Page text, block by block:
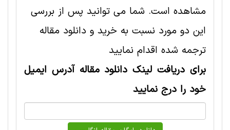
مشاهده است. شما می توانید پس از بررسی
این دو مورد نسبت به خرید و دانلود مقاله
ترجمه شده اقدام نمایید
برای دریافت لینک دانلود مقاله آدرس ایمیل
خود را درج نمایید